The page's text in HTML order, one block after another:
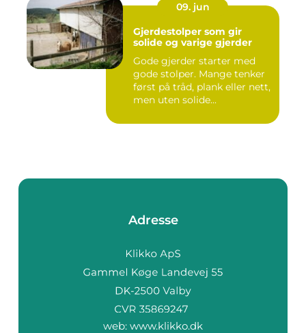
09. jun
Gjerdestolper som gir
solide og varige gjerder
Gode gjerder starter med
gode stolper. Mange tenker
først på tråd, plank eller nett,
men uten solide...
Adresse
web: www.klikko.dk